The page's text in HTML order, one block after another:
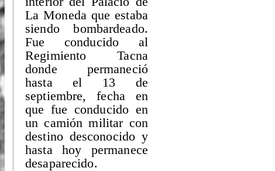
La Moneda que estaba
siendo bombardeado.
Fue conducido al
Regimiento Tacna
donde permaneció
hasta el 13 de
septiembre, fecha en
que fue conducido en
un camión militar con
destino desconocido y
hasta hoy permanece
desaparecido.